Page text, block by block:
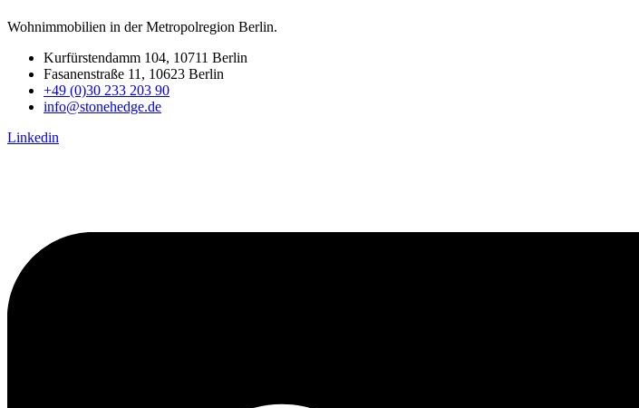
Wohnimmobilien in der Metropolregion Berlin.
Kurfürstendamm 104, 10711 Berlin
Fasanenstraße 11, 10623 Berlin
+49 (0)30 233 203 90
info@stonehedge.de
Linkedin